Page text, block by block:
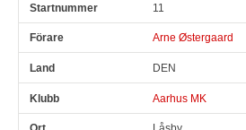
11
Arne Østergaard
DEN
Aarhus MK